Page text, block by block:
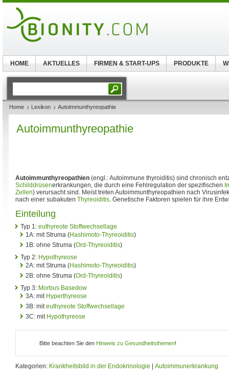
Home Lexikon Autoimmunthyreopathie
Autoimmunthyreopathie
Autoimmunthyreopathien (engl.: Autoimmune thyroiditis) sind chronisch
Schilddrüsenerkrankungen, die durch eine Fehlregulation der spezifischen
Zellen) verursacht sind. Meist treten Autoimmunthyreopathien nach
nach einer subakuten Thyreoiditis. Genetische Faktoren spielen für ihre
Einteilung
Typ 1: euthyreote Stoffwechsellage
1A: mit Struma (Hashimoto-Thyreoiditis)
1B: ohne Struma (Ord-Thyreoiditis)
Typ 2: Hypothyreose
2A: mit Struma (Hashimoto-Thyreoiditis)
2B: ohne Struma (Ord-Thyreoiditis)
Typ 3: Morbus Basedow
3A: mit Hyperthyreose
3B: miteuthyreote Stoffwechsellage
3C: mit Hypothyreose
Bitte beachten Sie den Hinweis zu Gesundheitsthemen!
Kategorien: Krankheitsbild in der Endokrinologie Autoimmunerkrankung
HOME AKTUELLES FIRMEN & START-UPS PRODUKTE